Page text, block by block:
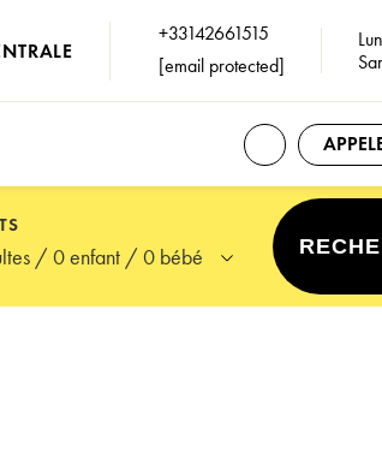
+33142661515
[email protected]
OUVRIR
le calendrier et naviguer avec les
/ 0 enfant / 0 bébé